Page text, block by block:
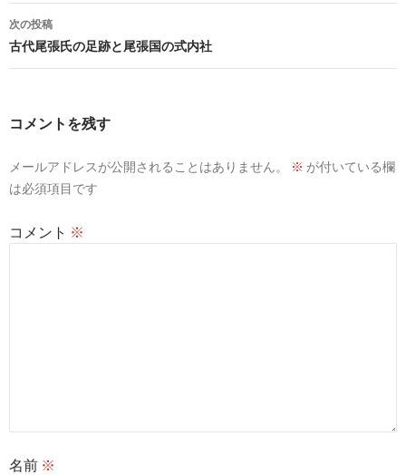
ナ
ビ
ゲ
ョ
次の投稿
古代尾張氏の足跡と尾張国の式内社
コメントを残す
メールアドレスが公開されることはありません。 ※ が付いている欄
は必須項目です
コメント ※
名前 ※